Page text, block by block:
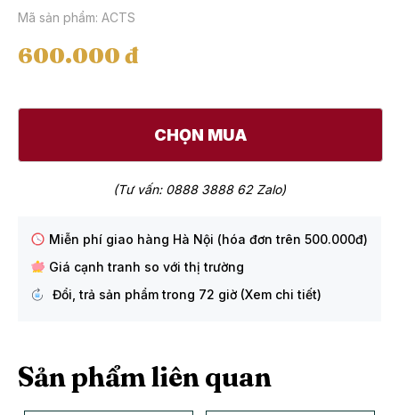
Mã sản phẩm: ACTS
600.000 đ
CHỌN MUA
(Tư vấn: 0888 3888 62 Zalo)
Miễn phí giao hàng Hà Nội (hóa đơn trên 500.000đ)
Giá cạnh tranh so với thị trường
Đổi, trả sản phẩm trong 72 giờ (Xem chi tiết)
Sản phẩm liên quan